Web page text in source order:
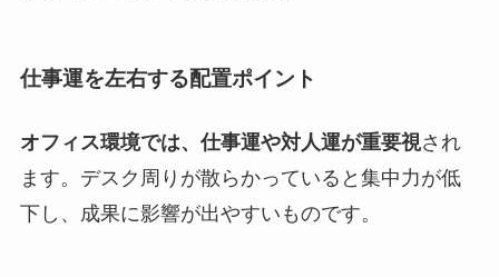
仕事運を左右する配置ポイント
オフィス環境では、仕事運や対人運が重要視され
ます。デスク周りが散らかっていると集中力が低
下し、成果に影響が出やすいものです。